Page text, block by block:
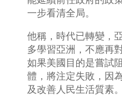
一步看清全局。
他稱，時代已轉變，
多學習亞洲，不應再
如果美國目的是嘗試
體，將注定失敗，因
及改善人民生活質素。